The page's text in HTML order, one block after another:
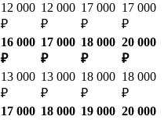
12 000
₽
12 000
₽
17 000
₽
17 000
₽
16 000
₽
17 000
₽
18 000
₽
20 000
₽
13 000
₽
13 000
₽
18 000
₽
18 000
₽
17 000 18 000 19 000 20 000